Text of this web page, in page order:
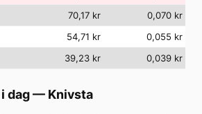
70,17 kr
0,070 kr
54,71 kr
0,055 kr
39,23 kr 0,039 kr
dag— Knivsta